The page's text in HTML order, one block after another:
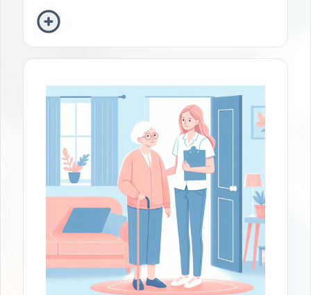
Un accompagnement psychologique dans un
environnement familier, permettant une
intervention personnalisée pour mieux
répondre aux besoins de l’individu dans sa
réalité quotidienne.
Pour qui ? PMR et pour des problématiques
spécifiques (agoraphobie, perte d’autonomie,
âge, maladie, autre).